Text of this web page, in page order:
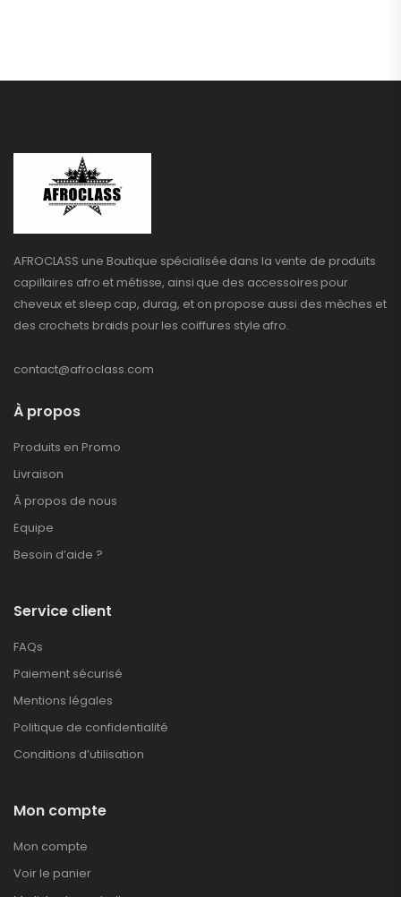
AFROCLASS une Boutique spécialisée dans la vente de produits
capillaires afro et métisse, ainsi que des accessoires pour
cheveux et sleep cap, durag, et on propose aussi des mèches et
des crochets braids pour les coiffures style afro.
contact@afroclass.com
À propos
Produits en Promo
Livraison
À propos de nous
Equipe
Besoin d’aide ?
Service client
FAQs
Paiement sécurisé
Mentions légales
Politique de confidentialité
Conditions d’utilisation
Mon compte
Mon compte
Voir le panier